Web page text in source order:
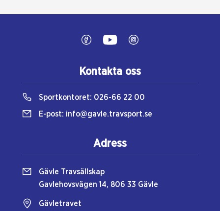
Kontakta oss
Sportkontoret: 026-66 22 00
E-post: info@gavle.travsport.se
Adress
Gävle Travsällskap
Gavlehovsvägen 14, 806 33 Gävle
Gävletravet